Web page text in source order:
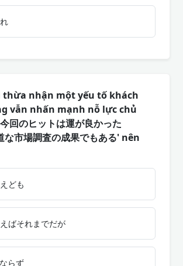
thừa nhận một yếu tố khách
vẫn nhấn mạnh nỗ lực chủ
回のヒットは運が良かった
な市場調査の成果でもある' nên
ども
ばそれまでだが
らず